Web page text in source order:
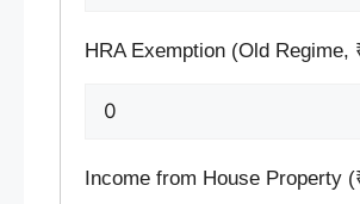
HRA Exemption (Old Regime,
Income from House Property